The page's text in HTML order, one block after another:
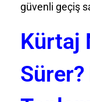
güvenli geçiş
Kürtaj